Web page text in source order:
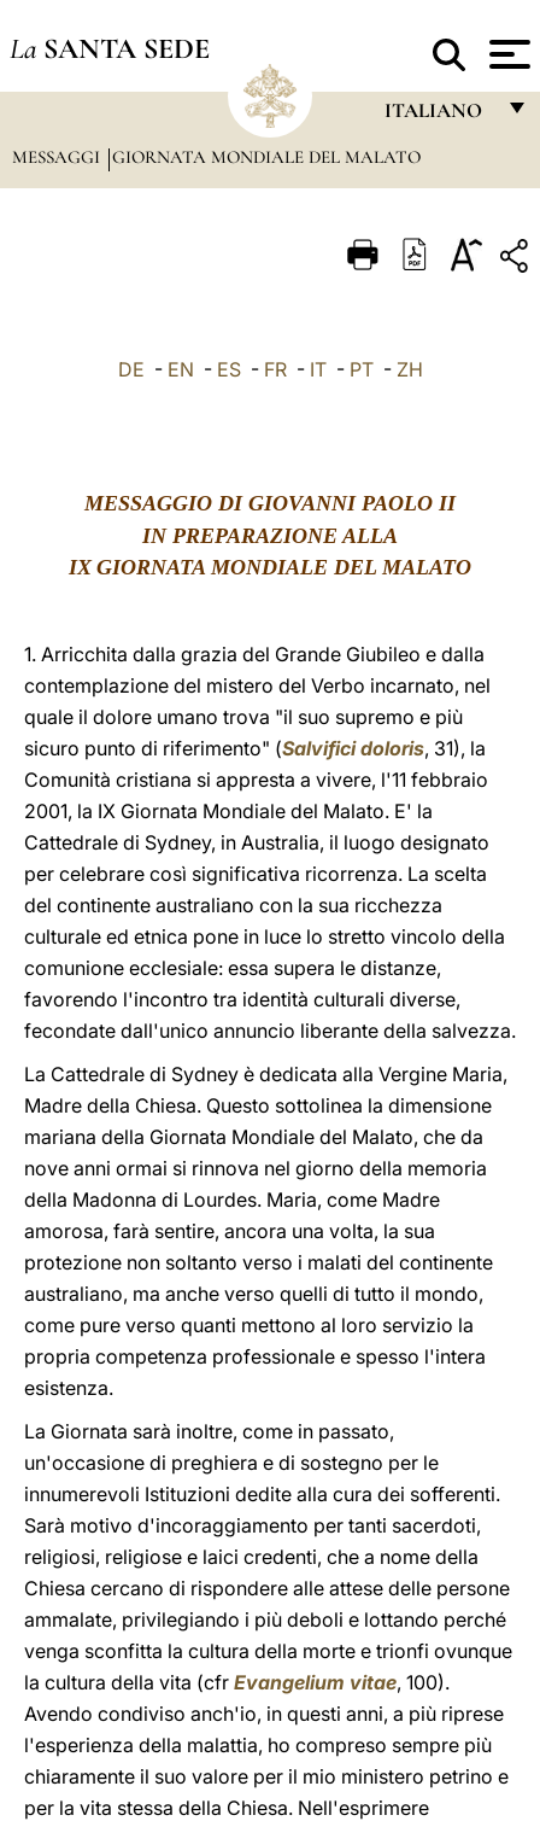
La SANTA SEDE
ITALIANO
FRANÇAIS
ITALIANO
中文
LATINE
MESSAGGI GIORNATA MONDIALE DEL MALATO
DE - EN - ES- FR- IT- PT- ZH
MESSAGGIO DI GIOVANNI PAOLO II
IN PREPARAZIONE ALLA
IX GIORNATA MONDIALE DEL MALATO
1. Arricchita dalla grazia del Grande Giubileo e dalla
contemplazione del mistero del Verbo incarnato, nel
quale il dolore umano trova "il suo supremo e più
sicuro punto di riferimento" (Salvifici doloris, 31), la
Comunità cristiana si appresta a vivere, l'11 febbraio
2001, la IX Giornata Mondiale del Malato. E' la
Cattedrale di Sydney, in Australia, il luogo designato
per celebrare così significativa ricorrenza. La scelta
del continente australiano con la sua ricchezza
culturale ed etnica pone in luce lo stretto vincolo della
comunione ecclesiale: essa supera le distanze,
favorendo l'incontro tra identità culturali diverse,
fecondate dall'unico annuncio liberante della salvezza.
La Cattedrale di Sydney è dedicata alla Vergine Maria,
Madre della Chiesa. Questo sottolinea la dimensione
mariana della Giornata Mondiale del Malato, che da
nove anni ormai si rinnova nel giorno della memoria
della Madonna di Lourdes. Maria, come Madre
amorosa, farà sentire, ancora una volta, la sua
protezione non soltanto verso i malati del continente
australiano, ma anche verso quelli di tutto il mondo,
come pure verso quanti mettono al loro servizio la
propria competenza professionale e spesso l'intera
esistenza.
La Giornata sarà inoltre, come in passato,
un'occasione di preghiera e di sostegno per le
innumerevoli Istituzioni dedite alla cura dei sofferenti.
Sarà motivo d'incoraggiamento per tanti sacerdoti,
religiosi, religiose e laici credenti, che a nome della
Chiesa cercano di rispondere alle attese delle persone
ammalate, privilegiando i più deboli e lottando perché
venga sconfitta la cultura della morte e trionfi ovunque
la cultura della vita (cfr Evangelium vitae, 100).
Avendo condiviso anch'io, in questi anni, a più riprese
l'esperienza della malattia, ho compreso sempre più
chiaramente il suo valore per il mio ministero petrino e
per la vita stessa della Chiesa. Nell'esprimere